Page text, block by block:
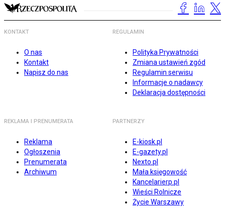
KONTAKT
O nas
Kontakt
Napisz do nas
REGULAMIN
Polityka Prywatności
Zmiana ustawień zgód
Regulamin serwisu
Informacje o nadawcy
Deklaracja dostępności
REKLAMA I PRENUMERATA
Reklama
Ogłoszenia
Prenumerata
Archiwum
PARTNERZY
E-kiosk.pl
E-gazety.pl
Nexto.pl
Mała księgowość
Kancelarierp.pl
Wieści Rolnicze
Życie Warszawy